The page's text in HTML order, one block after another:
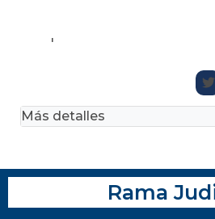
'
Más detalles
Rama